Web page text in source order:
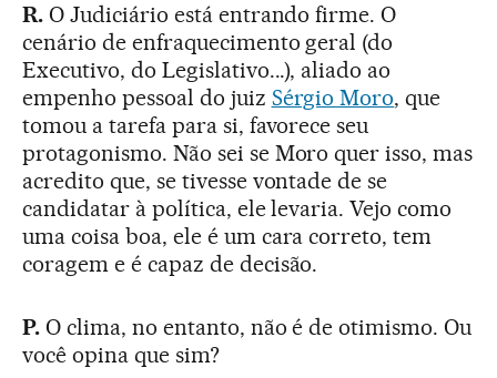
R.O Judiciário está entrando firme. O
cenário de enfraquecimento geral (do
Executivo, do Legislativo...), aliado ao
empenho pessoal do juiz Sérgio Moro, que
tomou a tarefa para si, favorece seu
protagonismo. Não sei se Moro quer isso, mas
acredito que, se tivesse vontade de se
candidatar à política, ele levaria. Vejo como
uma coisa boa, ele é um cara correto, tem
coragem e é capaz de decisão.
P.O clima, no entanto, não é de otimismo. Ou
você opina que sim?